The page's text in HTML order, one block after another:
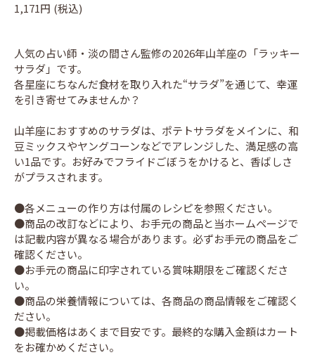
1,171円 (税込)
人気の占い師・淡の間さん監修の2026年山羊座の「ラッキー
サラダ」です。
各星座にちなんだ食材を取り入れた“サラダ”を通じて、幸運
を引き寄せてみませんか？
山羊座におすすめのサラダは、ポテトサラダをメインに、和
豆ミックスやヤングコーンなどでアレンジした、満足感の高
い1品です。お好みでフライドごぼうをかけると、香ばしさ
がプラスされます。
●各メニューの作り方は付属のレシピを参照ください。
●商品の改訂などにより、お手元の商品と当ホームページで
は記載内容が異なる場合があります。必ずお手元の商品をご
確認ください。
●お手元の商品に印字されている賞味期限をご確認くださ
い。
●商品の栄養情報については、各商品の商品情報をご確認く
ださい。
●掲載価格はあくまで目安です。最終的な購入金額はカート
をお確かめください。